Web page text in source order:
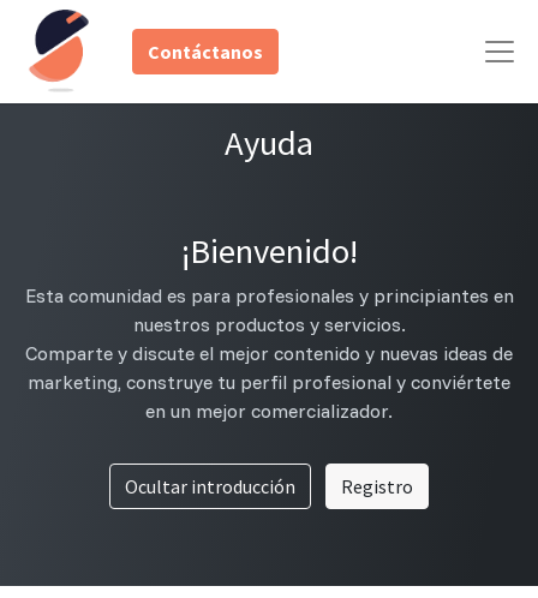
Contáctanos
Ayuda
¡Bienvenido!
Esta comunidad es para profesionales y principiantes en
nuestros productos y servicios.
Comparte y discute el mejor contenido y nuevas ideas de
marketing, construye tu perfil profesional y conviértete
en un mejor comercializador.
Ocultar introducción Registro